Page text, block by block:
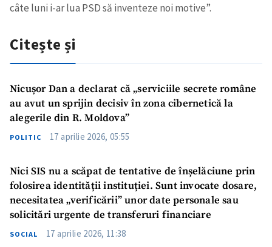
Trimite o informație
Despre ZdG
câte luni i-ar lua PSD să inventeze noi motive”.
Citește și
Nicușor Dan a declarat că „serviciile secrete române
au avut un sprijin decisiv în zona cibernetică la
alegerile din R. Moldova”
POLITIC 17 aprilie 2026, 05:55
Nici SIS nu a scăpat de tentative de înșelăciune prin
folosirea identității instituției. Sunt invocate dosare,
necesitatea „verificării” unor date personale sau
solicitări urgente de transferuri financiare
SOCIAL 17 aprilie 2026, 11:38